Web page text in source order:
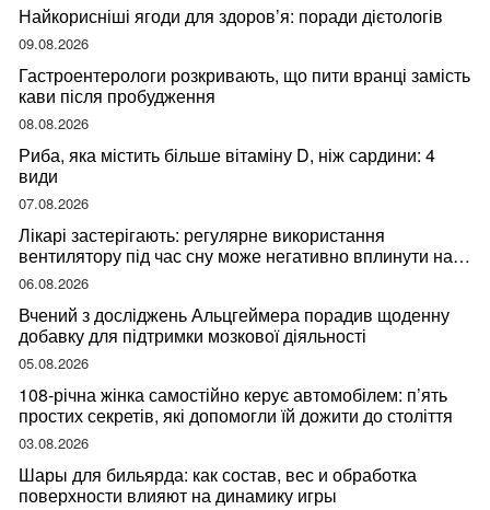
Найкорисніші ягоди для здоров’я: поради дієтологів
09.08.2026
Гастроентерологи розкривають, що пити вранці замість
кави після пробудження
08.08.2026
Риба, яка містить більше вітаміну D, ніж сардини: 4
види
07.08.2026
Лікарі застерігають: регулярне використання
вентилятору під час сну може негативно вплинути на
ваше здоров’я
06.08.2026
Вчений з досліджень Альцгеймера порадив щоденну
добавку для підтримки мозкової діяльності
05.08.2026
108-річна жінка самостійно керує автомобілем: п’ять
простих секретів, які допомогли їй дожити до століття
03.08.2026
Шары для бильярда: как состав, вес и обработка
поверхности влияют на динамику игры